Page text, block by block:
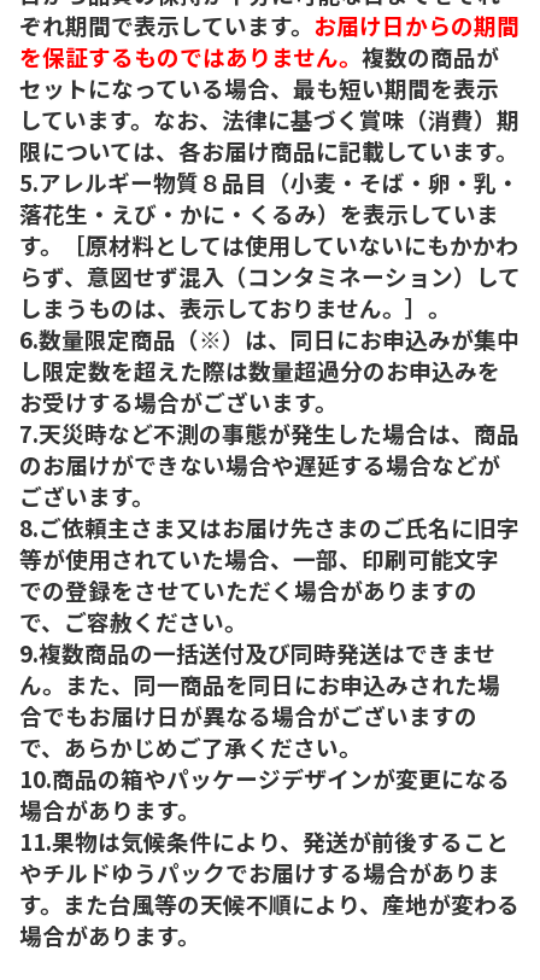
ぞれ期間で表示しています。 お届け日からの期間
を保証するものではありません。 複数の商品が
セットになっている場合、最も短い期間を表示
しています。なお、法律に基づく賞味（消費）期
限については、各お届け商品に記載しています。
5.アレルギー物質８品目（小麦・そば・卵・乳・
落花生・えび・かに・くるみ）を表示していま
す。［原材料としては使用していないにもかかわ
らず、意図せず混入（コンタミネーション）して
しまうものは、表示しておりません。］。
6.数量限定商品（※）は、同日にお申込みが集中
し限定数を超えた際は数量超過分のお申込みを
お受けする場合がございます。
7.天災時など不測の事態が発生した場合は、商品
のお届けができない場合や遅延する場合などが
ございます。
8.ご依頼主さま又はお届け先さまのご氏名に旧字
等が使用されていた場合、一部、印刷可能文字
での登録をさせていただく場合がありますの
で、ご容赦ください。
9.複数商品の一括送付及び同時発送はできませ
ん。また、同一商品を同日にお申込みされた場
合でもお届け日が異なる場合がございますの
で、あらかじめご了承ください。
10.商品の箱やパッケージデザインが変更になる
場合があります。
11.果物は気候条件により、発送が前後すること
やチルドゆうパックでお届けする場合がありま
す。また台風等の天候不順により、産地が変わる
場合があります。